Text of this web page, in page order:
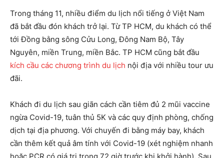
Trong tháng 11, nhiều điểm du lịch nổi tiếng ở Việt Nam
đã bắt đầu đón khách trở lại. Từ TP HCM, du khách có thể
tới Đồng bằng sông Cửu Long, Đông Nam Bộ, Tây
Nguyên, miền Trung, miền Bắc. TP HCM cũng bắt đầu
kích cầu các chương trình du lịch nội địa với nhiều tour ưu
đãi.
Khách đi du lịch sau giãn cách cần tiêm đủ 2 mũi vaccine
ngừa Covid-19, tuân thủ 5K và các quy định phòng, chống
dịch tại địa phương. Với chuyến đi bằng máy bay, khách
cần thêm kết quả âm tính với Covid-19 (xét nghiệm nhanh